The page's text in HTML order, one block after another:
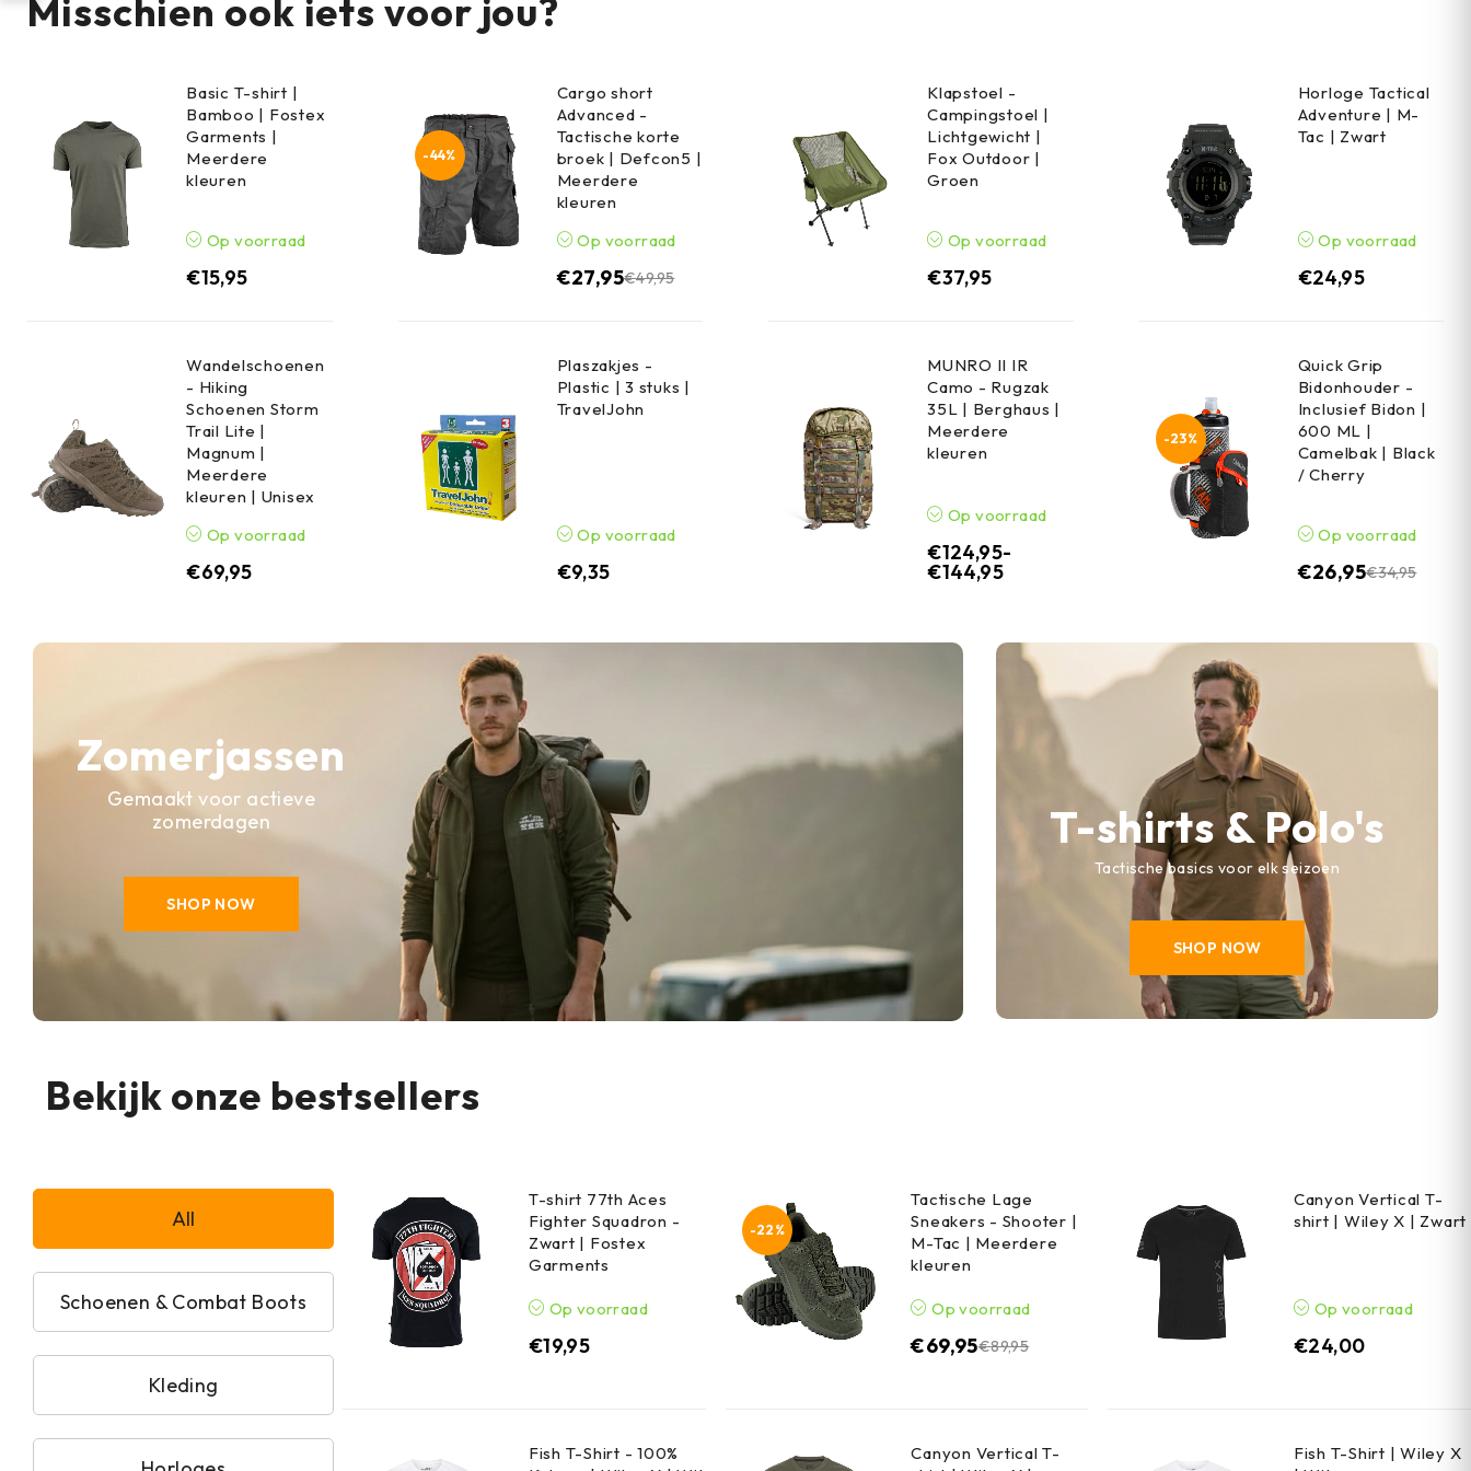
Misschien ook iets voor jou?
Basic T-shirt |
Bamboo | Fostex
Garments |
Meerdere
kleuren
Op voorraad
€15,95
-44%
Cargo short
Advanced -
Tactische korte
broek | Defcon5 |
Meerdere
kleuren
Op voorraad
€49,95
€27,95
Klapstoel -
Campingstoel |
Lichtgewicht |
Fox Outdoor |
Groen
Op voorraad
€37,95
Horloge Tactical
Adventure | M-
Tac | Zwart
Op voorraad
€24,95
Wandelschoenen
- Hiking
Schoenen Storm
Trail Lite |
Magnum |
Meerdere
kleuren | Unisex
Op voorraad
€69,95
Plaszakjes -
Plastic | 3 stuks |
TravelJohn
Op voorraad
€9,35
MUNRO II IR
Camo - Rugzak
35L | Berghaus |
Meerdere
kleuren
Op voorraad
€124,95-
€144,95
-23%
Quick Grip
Bidonhouder -
Inclusief Bidon |
600 ML |
Camelbak | Black
/ Cherry
Op voorraad
€34,95
€26,95
Zomerjassen
Gemaakt voor actieve
zomerdagen
SHOP NOW
T-shirts & Polo's
Tactische basics voor elk seizoen
SHOP NOW
Bekijk onze bestsellers
All
Schoenen & Combat Boots
Kleding
T-shirt 77th Aces
Fighter Squadron -
Zwart | Fostex
Garments
Op voorraad
€19,95
-22%
Tactische Lage
Sneakers - Shooter |
M-Tac | Meerdere
kleuren
Op voorraad
€89,95
€69,95
Canyon Vertical T-
shirt | Wiley X | Zwart
Op voorraad
€24,00
Fish T-Shirt - 100%
Canyon Vertical T-
Fish T-Shirt | Wiley X